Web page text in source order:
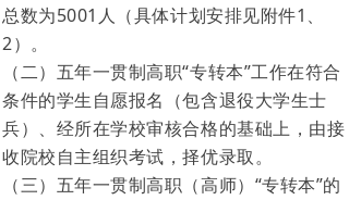
总数为5001人（具体计划安排见附件1、
2）。
（二）五年一贯制高职“专转本”工作在符合
条件的学生自愿报名（包含退役大学生士
兵）、经所在学校审核合格的基础上，由接
收院校自主组织考试，择优录取。
（三）五年一贯制高职（高师）“专转本”的